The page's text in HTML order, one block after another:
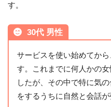
す。
30代 男性
サービスを使い始めてか
す。これまでに何人かの
したが、その中で特に気
をするうちに自然と会話